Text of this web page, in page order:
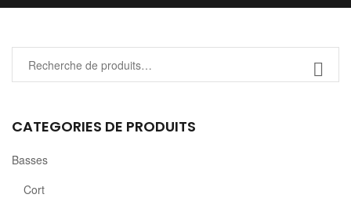
CATEGORIES DE PRODUITS
Basses
Cort